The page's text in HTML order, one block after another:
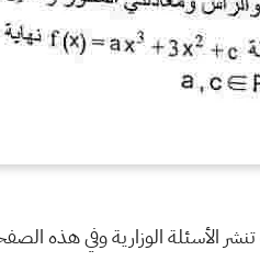
تنشر الأسئلة الوزارية وفي هذه